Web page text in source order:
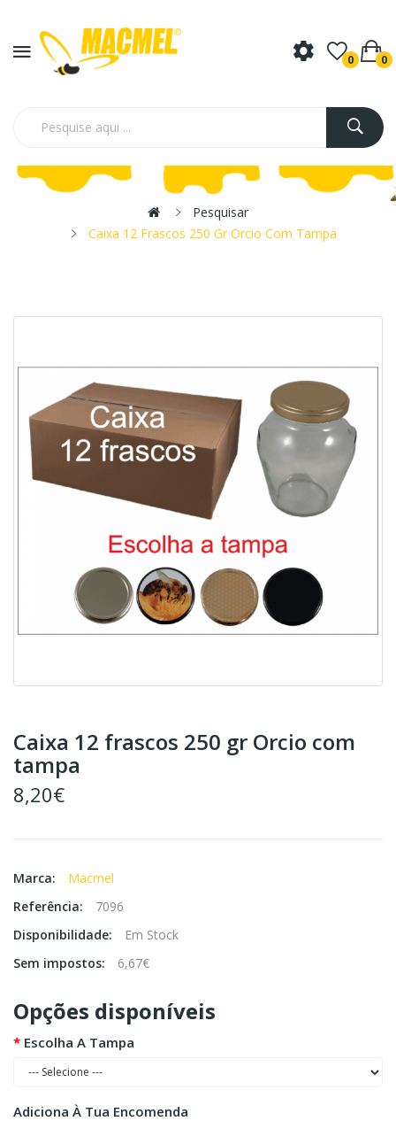
0 0
Pesquisar
Caixa 12 Frascos 250 Gr Orcio Com Tampa
Caixa 12 frascos 250 gr Orcio com
tampa
8,20€
Marca:
Macmel
Referência:
7096
Disponibilidade:
Em Stock
Sem impostos:
6,67€
Opções disponíveis
Escolha A Tampa
Adiciona À Tua Encomenda